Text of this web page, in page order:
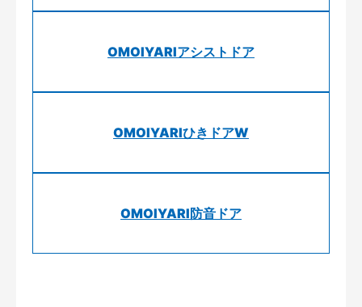
OMOIYARIアシストドア
OMOIYARIひきドアW
OMOIYARI防音ドア